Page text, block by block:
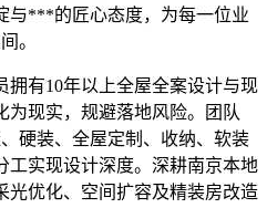
与***的匠心态度，为每一位业
。
拥有10年以上全屋全案设计与现
为现实，规避落地风险。团队
硬装、全屋定制、收纳、软装
工实现设计深度。深耕南京本地
光优化、空间扩容及精装房改造